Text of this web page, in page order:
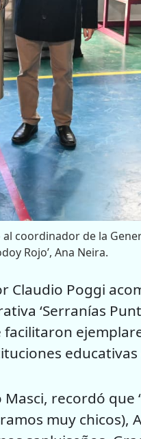
coordinador de la
Rojo’, Ana Neira.
Claudio Poggi
‘Serranías
recordó que
muy chicos),